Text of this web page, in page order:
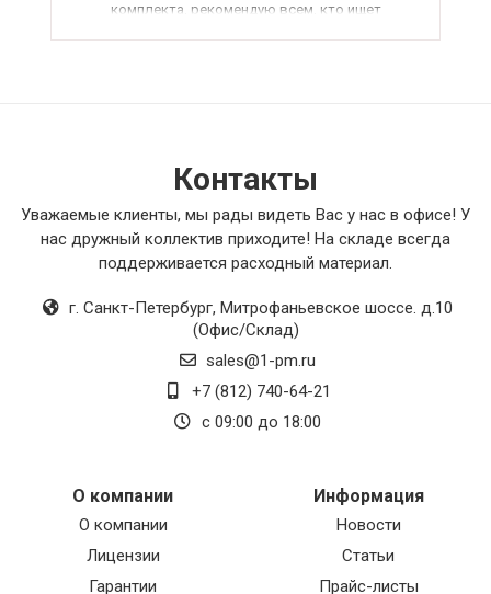
комплекта, рекомендую всем, кто ищет
Контакты
Уважаемые клиенты, мы рады видеть Вас у нас в офисе! У
нас дружный коллектив приходите! На складе всегда
поддерживается расходный материал.
г. Санкт-Петербург, Митрофаньевское шоссе. д.10
(Офис/Склад)
sales@1-pm.ru
+7 (812) 740-64-21
с 09:00 до 18:00
О компании
О компании
Лицензии
Гарантии
Информация
Новости
Статьи
Прайс-листы